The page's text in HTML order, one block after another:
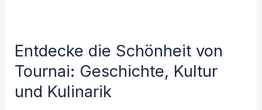
Entdecke die Schönheit von
Tournai: Geschichte, Kultur
und Kulinarik